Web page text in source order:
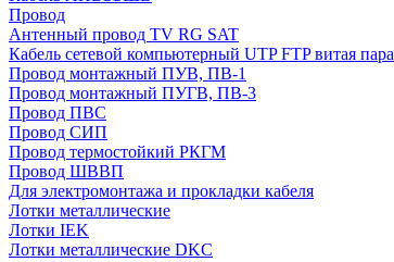
Провод
Антенный провод TV RG SAT
Кабель сетевой компьютерный UTP FTP витая пара
Провод монтажный ПУВ, ПВ-1
Провод монтажный ПУГВ, ПВ-3
Провод ПВС
Провод СИП
Провод термостойкий РКГМ
Провод ШВВП
Для электромонтажа и прокладки кабеля
Лотки металлические
Лотки IEK
Лотки металлические DKC